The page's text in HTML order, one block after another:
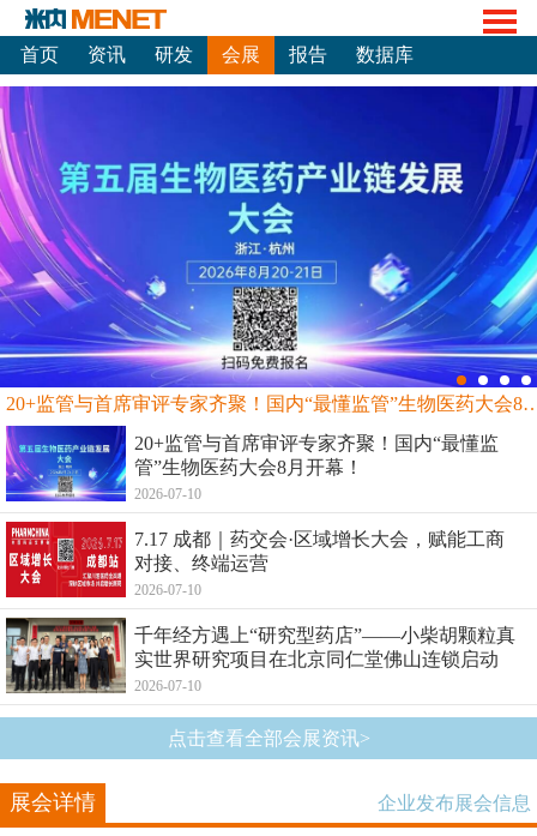
首页 资讯 研发 会展 报告 数据库
20+监管与首席审评专家齐聚！国内“最
20+监管与首席审评专家齐聚！国内“最懂监
管”生物医药大会8月开幕！
2026-07-10
7.17 成都｜药交会·区域增长大会，赋能工商
对接、终端运营
2026-07-10
千年经方遇上“研究型药店”——小柴胡颗粒真
实世界研究项目在北京同仁堂佛山连锁启动
2026-07-10
点击查看全部会展资讯>
展会详情 企业发布展会信息